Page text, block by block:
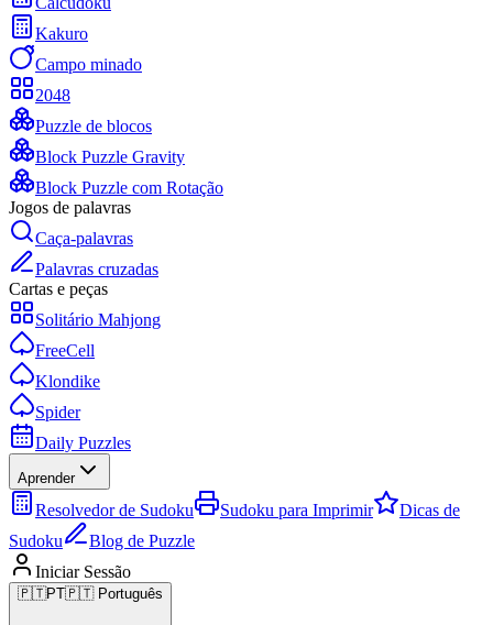
Kakuro
Campo minado
2048
Puzzle de blocos
Block Puzzle Gravity
Block Puzzle com Rotação
Jogos de palavras
Caça-palavras
Palavras cruzadas
Cartas e peças
Solitário Mahjong
FreeCell
Klondike
Spider
Daily Puzzles
Aprender
Resolvedor de Sudoku Sudoku para Imprimir
Dicas de
Sudoku
Blog de Puzzle
Iniciar Sessão
🇵🇹PT🇵🇹 Português